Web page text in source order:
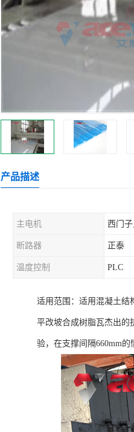
产品描述
主电机 西门
断路器 正泰
温度控制 PLC
适用范围：适用混凝土结
平改坡合成树脂瓦杰出的
验，在支撑间隔660mm